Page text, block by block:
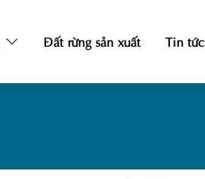
Đất rừng sản xuất Tin tức